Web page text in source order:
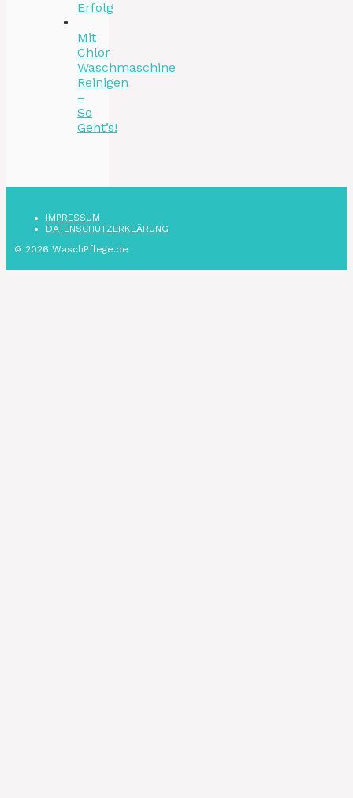
Erfolg
Mit
Chlor
Waschmaschine
Reinigen
–
So
Geht’s!
IMPRESSUM
DATENSCHUTZ­ERKLÄRUNG
© 2026 WaschPflege.de